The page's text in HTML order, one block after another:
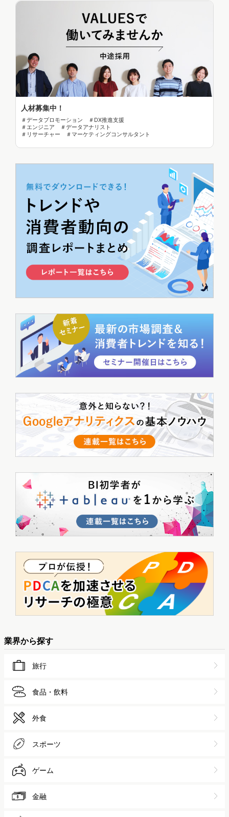
人材募集中！
＃データプロモーション ＃DX推進支援
＃エンジニア ＃データアナリスト
＃リサーチャー ＃マーケティングコンサルタント
業界から探す
旅行
食品・飲料
外食
スポーツ
ゲーム
金融